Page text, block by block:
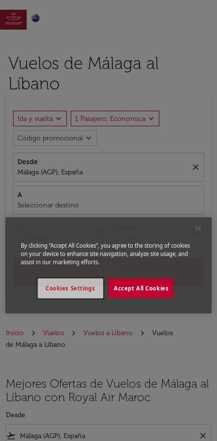

Vuelos de Málaga al
Líbano
Ida y vuelta expand_more 1 Pasajero, Economica expand_more
Código promocional expand_more
Desde
Málaga (AGP), España
close
A
Seleccionar destino
Inicio Vuelos Vuelos a Líbano
Vuelos
de Málaga a Líbano
Mejores Ofertas de Vuelos de Málaga al
Líbano con Royal Air Maroc
Desde
flight_takeoff close
By clicking “Accept All Cookies”, you agree to the storing of cookies
on your device to enhance site navigation, analyze site usage, and
assist in our marketing efforts.
Accept All Cookies
Cookies Settings